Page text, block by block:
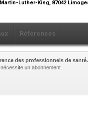
Luther-King, 87042
Références
des professionnels de santé.
un abonnement.